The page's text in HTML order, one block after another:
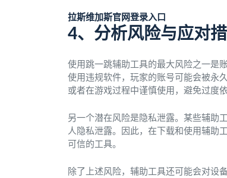
拉斯维加斯官网登录入口
4、分析风险与应对
使用跳一跳辅助工具的最大风险之一是
使用违规软件，玩家的账号可能会被永
或者在游戏过程中谨慎使用，避免过度依
另一个潜在风险是隐私泄露。某些辅助
人隐私泄露。因此，在下载和使用辅助
可信的工具。
除了上述风险，辅助工具还可能会对设